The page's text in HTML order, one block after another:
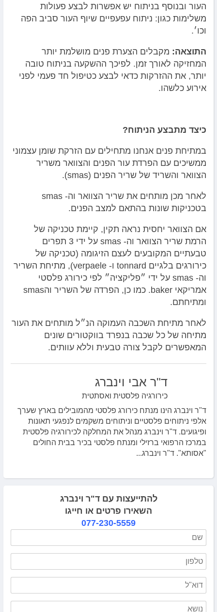
העור ובנוסף בניתוח יש אפשרות לבצע פעולות
משלימות כגון: ניתוח עפעפיים שיוף העור סביב הפה
וכו׳.
התוצאה: מקבלים הצערת פנים מושלמת יותר
המחזיקה לאורך זמן. לפיכך ההשקעה בניתוח טובה
יותר, את ההזרקות כדאי לבצע כטיפול חד פעמי לפני
אירוע כלשהו.
כיצד מתבצע הניתוח?
במתיחת פנים אנחנו מתחילים עם הזרקת שומן עצמוני
ממשיכים עם הפרדת עור הפנים והצוואר משריר
הצוואר והשריד של שריר הפנים (smas).
לאחר מכן מותחים את שריר הצוואר וה- smas
בטכניקות שונות בהתאם למצב הפנים.
אם הצוואר יחסית נראה תקין, קיימת טכניקה של
הרמת שריר הצוואר וה- smas על ידי 3 תפרים
טבעתיים המקובעים לעצם הזיגומה (טכניקה של
כירורגים בלגיים tonnard ו- verpaele), מתיחת השריר
וה- smas על ידי ״פליקציה״ לפי כירורג פלסטי
אמריקאי baker. כמו כן, הפרדה של השריר והsmas
ומתיחתם.
לאחר מתיחת השכבה העמוקה הנ״ל מותחים את העור
מתיחה של כל שכבה בנפרד בווקטורים שונים
המאפשרים לקבל צורה טבעית וללא עוותים.
ד"ר אבי וינברג
כירורגיה פלסטית ואסתטית
ד"ר וינברג הינו מנתח כירורג פלסטי מהמובילים בארץ שערך
אלפי ניתוחים פלסטיים וניתוחים משקמים לנפגעי תאונות
ופיגועים. ד"ר וינברג מנהל את המחלקה לכירורגיה פלסטית
במרכז הרפואי ברזילי ומנתח פלסטי בכיר בבית החולים
"אסותא". ד"ר וינברג...
להתייעצות עם ד"ר וינברג
השאירו פרטים או חייגו
077-230-5559